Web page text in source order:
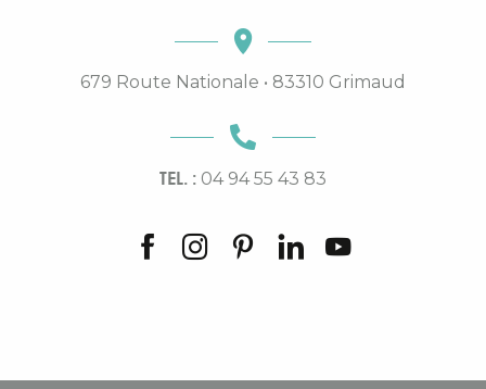
679 Route Nationale • 83310 Grimaud
TEL. : 04 94 55 43 83